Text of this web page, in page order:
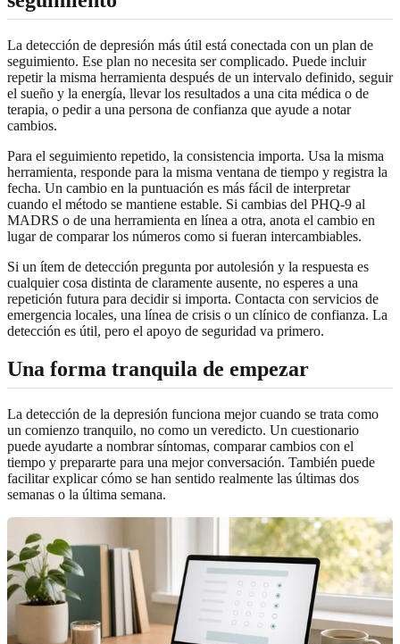
La detección de depresión más útil está conectada con un plan de
seguimiento. Ese plan no necesita ser complicado. Puede incluir
repetir la misma herramienta después de un intervalo definido, seguir
el sueño y la energía, llevar los resultados a una cita médica o de
terapia, o pedir a una persona de confianza que ayude a notar
cambios.
Para el seguimiento repetido, la consistencia importa. Usa la misma
herramienta, responde para la misma ventana de tiempo y registra la
fecha. Un cambio en la puntuación es más fácil de interpretar
cuando el método se mantiene estable. Si cambias del PHQ-9 al
MADRS o de una herramienta en línea a otra, anota el cambio en
lugar de comparar los números como si fueran intercambiables.
Si un ítem de detección pregunta por autolesión y la respuesta es
cualquier cosa distinta de claramente ausente, no esperes a una
repetición futura para decidir si importa. Contacta con servicios de
emergencia locales, una línea de crisis o un clínico de confianza. La
detección es útil, pero el apoyo de seguridad va primero.
Una forma tranquila de empezar
La detección de la depresión funciona mejor cuando se trata como
un comienzo tranquilo, no como un veredicto. Un cuestionario
puede ayudarte a nombrar síntomas, comparar cambios con el
tiempo y prepararte para una mejor conversación. También puede
facilitar explicar cómo se han sentido realmente las últimas dos
semanas o la última semana.